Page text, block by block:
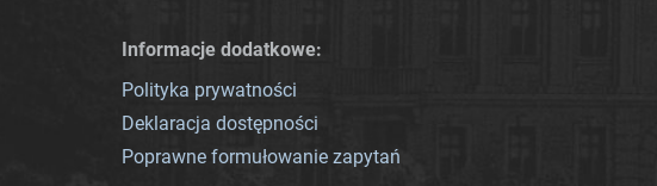
Informacje dodatkowe:
Polityka prywatności
Deklaracja dostępności
Poprawne formułowanie zapytań